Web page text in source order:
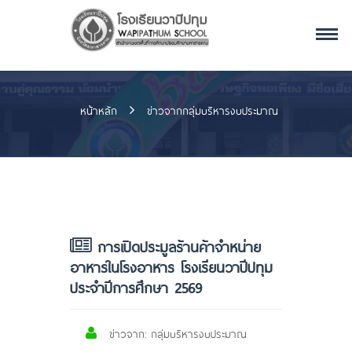
หน้าหลัก ข่าวจากกลุ่มบริหารงบประมาณ
การเปิดประมูลร้านค้าจำหน่าย
อาหารในโรงอาหาร โรงเรียนวาปีปทุม
ประจำปีการศึกษา 2569
ข่าวจาก: กลุ่มบริหารงบประมาณ